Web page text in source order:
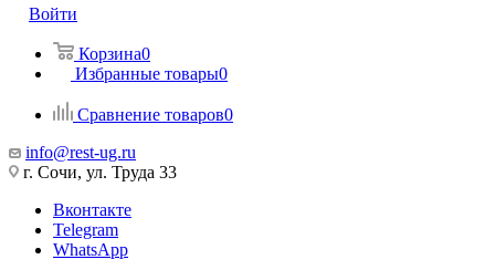
Войти
Корзина0
Избранные товары0
Сравнение товаров0
info@rest-ug.ru
г. Сочи, ул. Труда 33
Вконтакте
Telegram
WhatsApp